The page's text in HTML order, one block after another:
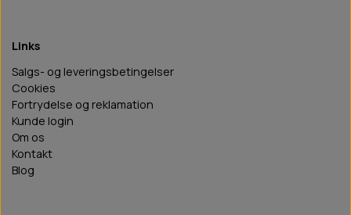
Links
Salgs- og leveringsbetingelser
Cookies
Fortrydelse og reklamation
Kunde login
Om os
Kontakt
Blog